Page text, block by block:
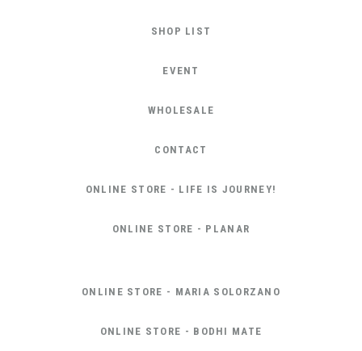
SHOP LIST
EVENT
WHOLESALE
CONTACT
ONLINE STORE - LIFE IS JOURNEY!
ONLINE STORE - PLANAR
ONLINE STORE - MARIA SOLORZANO
ONLINE STORE - BODHI MATE